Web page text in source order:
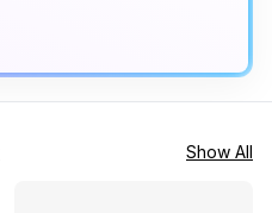
Show All